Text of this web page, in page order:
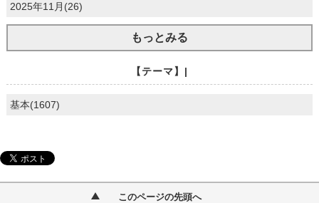
2025年11月(26)
もっとみる
【テーマ】|
基本(1607)
このページの先頭へ